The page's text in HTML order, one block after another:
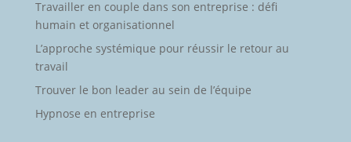
Travailler en couple dans son entreprise : défi
humain et organisationnel
L’approche systémique pour réussir le retour au
travail
Trouver le bon leader au sein de l’équipe
Hypnose en entreprise